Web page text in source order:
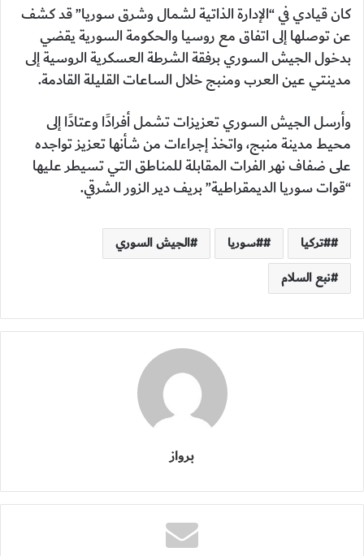
كان قيادي في “الإدارة الذاتية لشمال وشرق سوريا” قد كشف
عن توصلها إلى اتفاق مع روسيا والحكومة السورية يقضي
بدخول الجيش السوري برفقة الشرطة العسكرية الروسية إلى
مدينتي عين العرب ومنبج خلال الساعات القليلة القادمة.
وأرسل الجيش السوري تعزيزات تشمل أفرادًا وعتادًا إلى
محيط مدينة منبج، واتخذ إجراءات من شأنها تعزيز تواجده
على ضفاف نهر الفرات المقابلة للمناطق التي تسيطر عليها
“قوات سوريا الديمقراطية” بريف دير الزور الشرقي.
#تركيا #سوريا
الجيش السوري
نبع السلام
برواز